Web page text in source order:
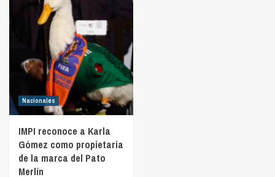
Nacionales
IMPI reconoce a Karla
Gómez como propietaria
de la marca del Pato
Merlín